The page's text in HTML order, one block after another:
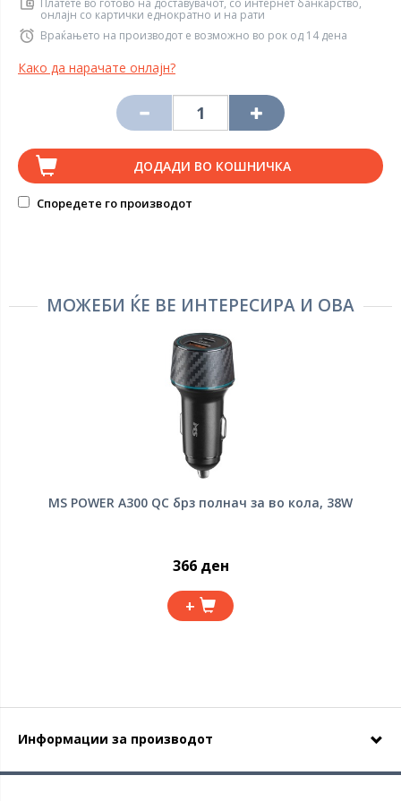
Платете во готово на доставувачот, со интернет банкарство,
онлајн со картички еднократно и на рати
Враќањето на производот е возможно во рок од 14 дена
Како да нарачате онлајн?
ДОДАДИ ВО КОШНИЧКА
Споредете го производот
МОЖЕБИ ЌЕ ВЕ ИНТЕРЕСИРА И ОВА
MS POWER A300 QC брз полнач за во кола, 38W
366 ден
+
Информации за производот